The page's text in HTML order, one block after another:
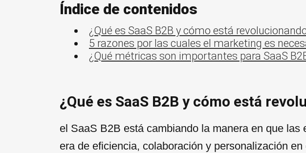
Índice de contenidos
¿Qué es SaaS B2B y cómo está
5 razones por las cuales el marketing es
¿Qué métricas son importantes para SaaS
¿Qué es SaaS B2B y cómo está
el SaaS B2B está cambiando la manera en que
era de eficiencia, colaboración y personalización